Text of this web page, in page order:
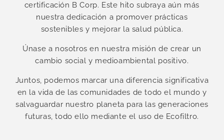
certificación B Corp. Este hito subraya aún más
nuestra dedicación a promover prácticas
sostenibles y mejorar la salud pública.
Únase a nosotros en nuestra misión de crear un
cambio social y medioambiental positivo.
Juntos, podemos marcar una diferencia significativa
en la vida de las comunidades de todo el mundo y
salvaguardar nuestro planeta para las generaciones
futuras, todo ello mediante el uso de Ecofiltro.